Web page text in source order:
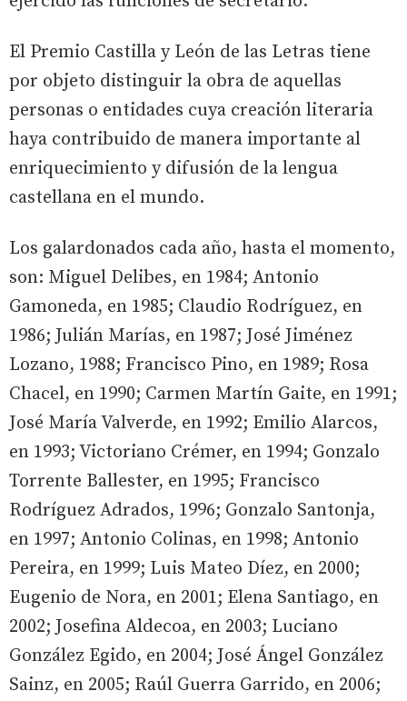
El Premio Castilla y León de las Letras tiene
por objeto distinguir la obra de aquellas
personas o entidades cuya creación literaria
haya contribuido de manera importante al
enriquecimiento y difusión de la lengua
castellana en el mundo.
Los galardonados cada año, hasta el momento,
son: Miguel Delibes, en 1984; Antonio
Gamoneda, en 1985; Claudio Rodríguez, en
1986; Julián Marías, en 1987; José Jiménez
Lozano, 1988; Francisco Pino, en 1989; Rosa
Chacel, en 1990; Carmen Martín Gaite, en 1991;
José María Valverde, en 1992; Emilio Alarcos,
en 1993; Victoriano Crémer, en 1994; Gonzalo
Torrente Ballester, en 1995; Francisco
Rodríguez Adrados, 1996; Gonzalo Santonja,
en 1997; Antonio Colinas, en 1998; Antonio
Pereira, en 1999; Luis Mateo Díez, en 2000;
Eugenio de Nora, en 2001; Elena Santiago, en
2002; Josefina Aldecoa, en 2003; Luciano
González Egido, en 2004; José Ángel González
Sainz, en 2005; Raúl Guerra Garrido, en 2006;